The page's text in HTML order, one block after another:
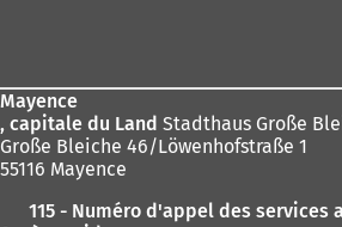
Mayence
, capitale du Land Stadthaus Große
Große Bleiche 46/Löwenhofstraße 1
55116 Mayence
115 - Numéro d'appel des